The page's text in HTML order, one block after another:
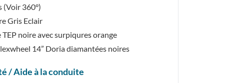
(Voir 360°)
Gris Eclair
TEP noire avec surpiqures orange
14” Doria diamantées noires
/ Aide à la conduite